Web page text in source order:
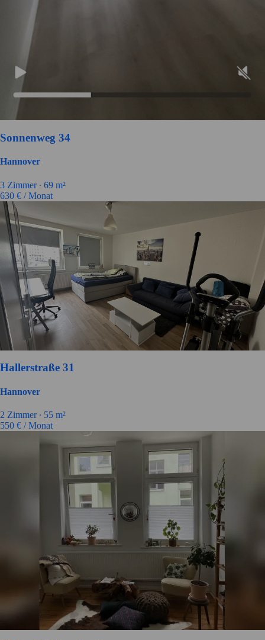
Sonnenweg 34
Hannover
3 Zimmer ∙ 69 m²
630 € / Monat
Hallerstraße 31
Hannover
2 Zimmer ∙ 55 m²
550 € / Monat